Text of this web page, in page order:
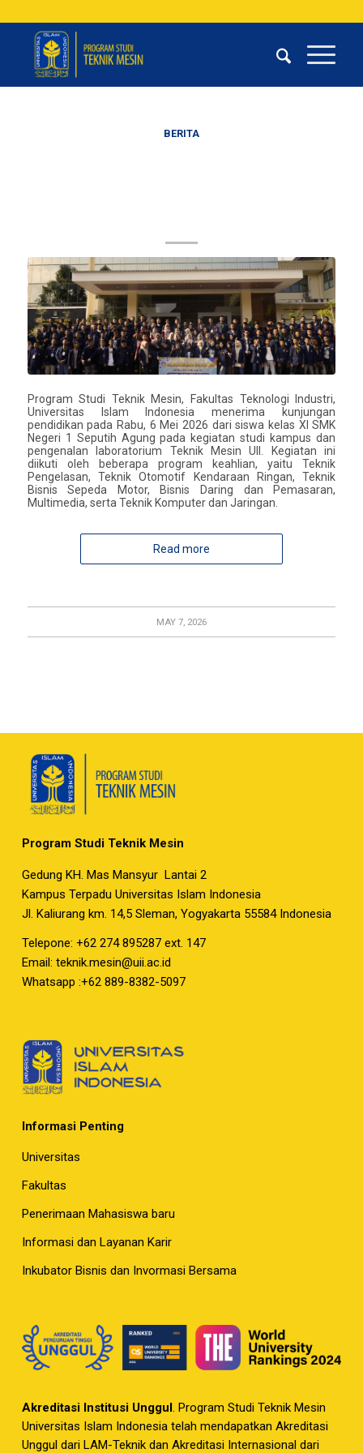
BERITA
Program Studi Teknik Mesin, Fakultas Teknologi Industri,
Universitas Islam Indonesia menerima kunjungan
pendidikan pada Rabu, 6 Mei 2026 dari siswa kelas XI SMK
Negeri 1 Seputih Agung pada kegiatan studi kampus dan
pengenalan laboratorium Teknik Mesin UII. Kegiatan ini
diikuti oleh beberapa program keahlian, yaitu Teknik
Pengelasan, Teknik Otomotif Kendaraan Ringan, Teknik
Bisnis Sepeda Motor, Bisnis Daring dan Pemasaran,
Multimedia, serta Teknik Komputer dan Jaringan.
Read more
MAY 7, 2026
Program Studi Teknik Mesin
Gedung KH. Mas Mansyur Lantai 2
Kampus Terpadu Universitas Islam Indonesia
Jl. Kaliurang km. 14,5 Sleman, Yogyakarta 55584 Indonesia
Telepone: +62 274 895287 ext. 147
Email: teknik.mesin@uii.ac.id
Whatsapp :+62 889-8382-5097
Informasi Penting
Universitas
Fakultas
Penerimaan Mahasiswa baru
Informasi dan Layanan Karir
Inkubator Bisnis dan Invormasi Bersama
Akreditasi Institusi Unggul. Program Studi Teknik Mesin
Universitas Islam Indonesia telah mendapatkan Akreditasi
Unggul dari LAM-Teknik dan Akreditasi Internasional dari